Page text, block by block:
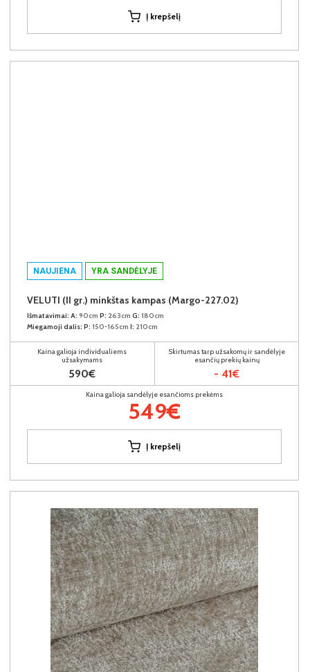
Į krepšelį
NAUJIENA YRA SANDĖLYJE
VELUTI (II gr.) minkštas kampas (Margo-227.02)
Išmatavimai: A: 90cm P: 263cm G: 180cm
Miegamoji dalis: P: 150-165cm I: 210cm
Kaina galioja individualiems
užsakymams
590€
Skirtumas tarp užsakomų ir sandėlyje
esančių prekių kainų
- 41€
Kaina galioja sandėlyje esančioms prekėms
549€
Į krepšelį